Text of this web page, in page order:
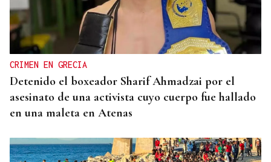
CRIMEN EN GRECIA
Detenido el boxeador Sharif Ahmadzai por el
asesinato de una activista cuyo cuerpo fue hallado
en una maleta en Atenas